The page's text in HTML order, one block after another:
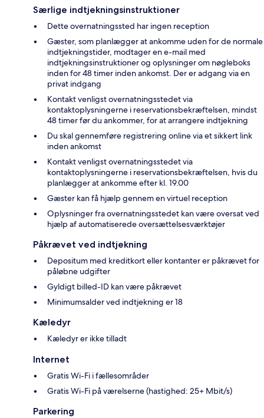
Særlige indtjekningsinstruktioner
Dette overnatningssted har ingen reception
Gæster, som planlægger at ankomme uden for de normale
indtjekningstider, modtager en e-mail med
indtjekningsinstruktioner og oplysninger om nøgleboks
inden for 48 timer inden ankomst. Der er adgang via en
privat indgang
Kontakt venligst overnatningsstedet via
kontaktoplysningerne i reservationsbekræftelsen, mindst
48 timer før du ankommer, for at arrangere indtjekning
Du skal gennemføre registrering online via et sikkert link
inden ankomst
Kontakt venligst overnatningsstedet via
kontaktoplysningerne i reservationsbekræftelsen, hvis du
planlægger at ankomme efter kl. 19.00
Gæster kan få hjælp gennem en virtuel reception
Oplysninger fra overnatningsstedet kan være oversat ved
hjælp af automatiserede oversættelsesværktøjer
Påkrævet ved indtjekning
Depositum med kreditkort eller kontanter er påkrævet for
påløbne udgifter
Gyldigt billed-ID kan være påkrævet
Minimumsalder ved indtjekning er 18
Kæledyr
Kæledyr er ikke tilladt
Internet
Gratis Wi-Fi i fællesområder
Gratis Wi-Fi på værelserne (hastighed: 25+ Mbit/s)
Parkering